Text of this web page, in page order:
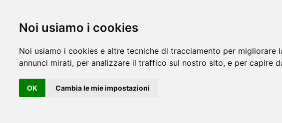
Noi usiamo i cookies
Noi usiamo i cookies e altre tecniche di tracciamento per
annunci mirati, per analizzare il traffico sul nostro sito, e per capire
OK Cambia le mie impostazioni